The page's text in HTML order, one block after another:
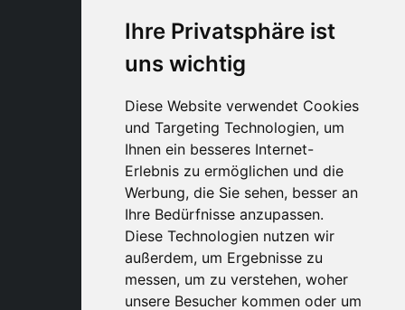
Ihre Privatsphäre ist
uns wichtig
Diese Website verwendet Cookies
und Targeting Technologien, um
Ihnen ein besseres Internet-
Erlebnis zu ermöglichen und die
Werbung, die Sie sehen, besser an
Ihre Bedürfnisse anzupassen.
Diese Technologien nutzen wir
außerdem, um Ergebnisse zu
messen, um zu verstehen, woher
unsere Besucher kommen oder um
STYLIA SERVICES
SHOP B2B
TAYLOR MADE ORDERS
DROPSHIPPING
BENUTZE
REGISTRIERE
EINLOGGE
EINKAUFSWAGE